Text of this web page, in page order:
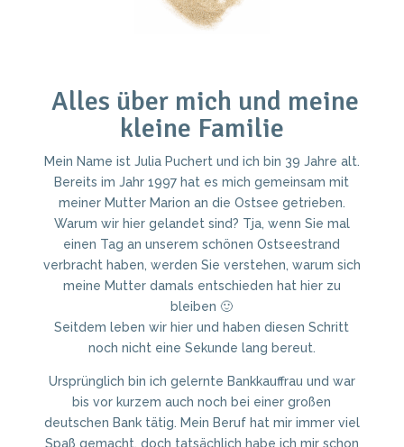
Alles über mich und meine
kleine Familie
Mein Name ist Julia Puchert und ich bin 39 Jahre alt.
Bereits im Jahr 1997 hat es mich gemeinsam mit
meiner Mutter Marion an die Ostsee getrieben.
Warum wir hier gelandet sind? Tja, wenn Sie mal
einen Tag an unserem schönen Ostseestrand
verbracht haben, werden Sie verstehen, warum sich
meine Mutter damals entschieden hat hier zu
bleiben 🙂
Seitdem leben wir hier und haben diesen Schritt
noch nicht eine Sekunde lang bereut.
Ursprünglich bin ich gelernte Bankkauffrau und war
bis vor kurzem auch noch bei einer großen
deutschen Bank tätig. Mein Beruf hat mir immer viel
Spaß gemacht, doch tatsächlich habe ich mir schon